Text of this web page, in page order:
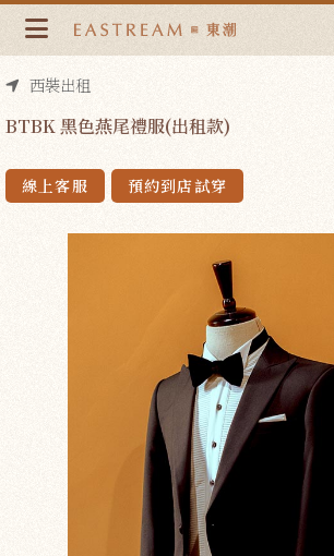
BTBK 黑色燕尾禮服(出租款) | 東潮時裝
西裝出租
BTBK 黑色燕尾禮服(出租款)
線上客服 預約到店試穿